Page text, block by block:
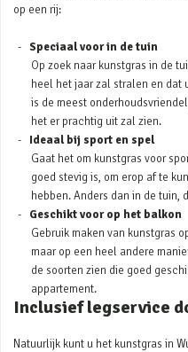
op een rij:
Speciaal voor in de tuin
Op zoek naar kunstgras in de
heel het jaar zal stralen en dat
is de meest
het er prachtig uit zal zien.
Ideaal bij sport en spel
Gaat het om kunstgras voor
goed stevig is, om erop af te
hebben. Anders dan in de tuin,
Geschikt voor op het balkon
Gebruik maken van kunstgras
maar op een heel andere
de soorten zien die goed
appartement.
Inclusief legservice
Natuurlijk kunt u het kunstgras in